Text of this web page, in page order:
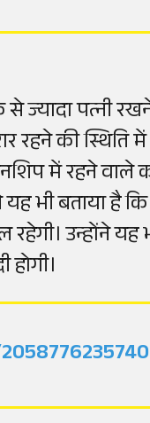
ज्यादा पत्नी
रहने की
में रहने वाले
यह भी बताया है
रहेगी। उन्होंने